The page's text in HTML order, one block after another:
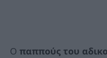
Ο παππούς του